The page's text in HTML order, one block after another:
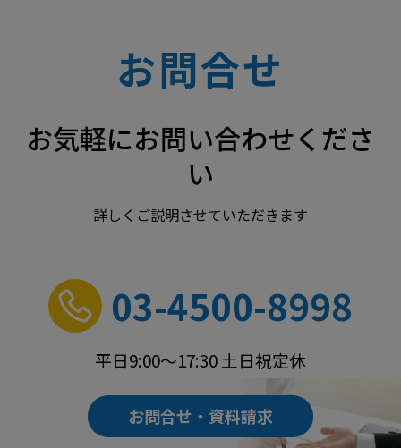
お問合せ
お気軽にお問い合わせくださ
い
詳しくご説明させていただきます
03-4500-8998
平日9:00～17:30 土日祝定休
お問合せ・資料請求